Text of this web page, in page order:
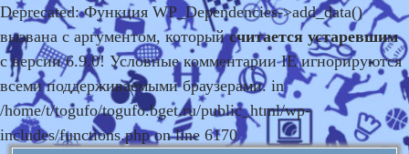
Deprecated: Функция WP_Dependencies->add_data()
вызвана с аргументом, которыйсчитается устаревшим
с версии 6.9.0! Условные комментарии IE игнорируются
всеми поддерживаемыми браузерами. in
/home/t/togufo/togufo.bget.ru/public_html/wp-
includes/functions.php on line 6170